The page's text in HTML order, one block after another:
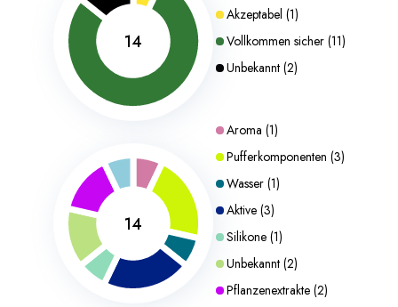
14
Akzeptabel (1)
Vollkommen sicher(11)
Unbekannt(2)
14
Aroma (1)
Pufferkomponenten (3)
Wasser(1)
Aktive(3)
Silikone(1)
Unbekannt(2)
Pflanzenextrakte(2)